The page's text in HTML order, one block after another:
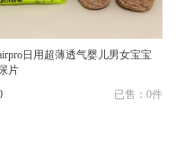
日用超薄透气婴儿男女宝宝
片
已售：0件